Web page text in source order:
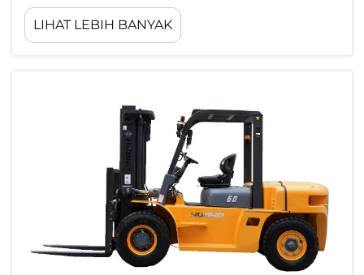
berkembang secara signifikan, menuntut
jauh lebih dari sekadar tenaga kerja manual
atau mesin standar siap pakai. Proyek
LIHAT LEBIH BANYAK